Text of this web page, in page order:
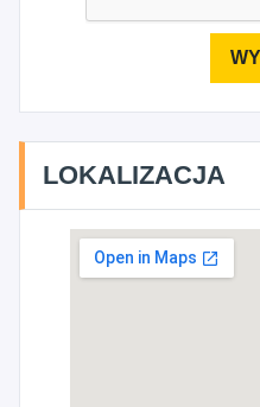
LOKALIZACJA